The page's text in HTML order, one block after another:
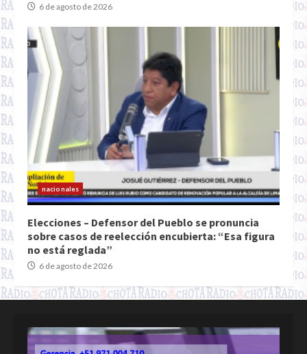
6 de agosto de 2026
nacionales
Elecciones – Defensor del Pueblo se pronuncia
sobre casos de reelección encubierta: “Esa figura
no está reglada”
6 de agosto de 2026